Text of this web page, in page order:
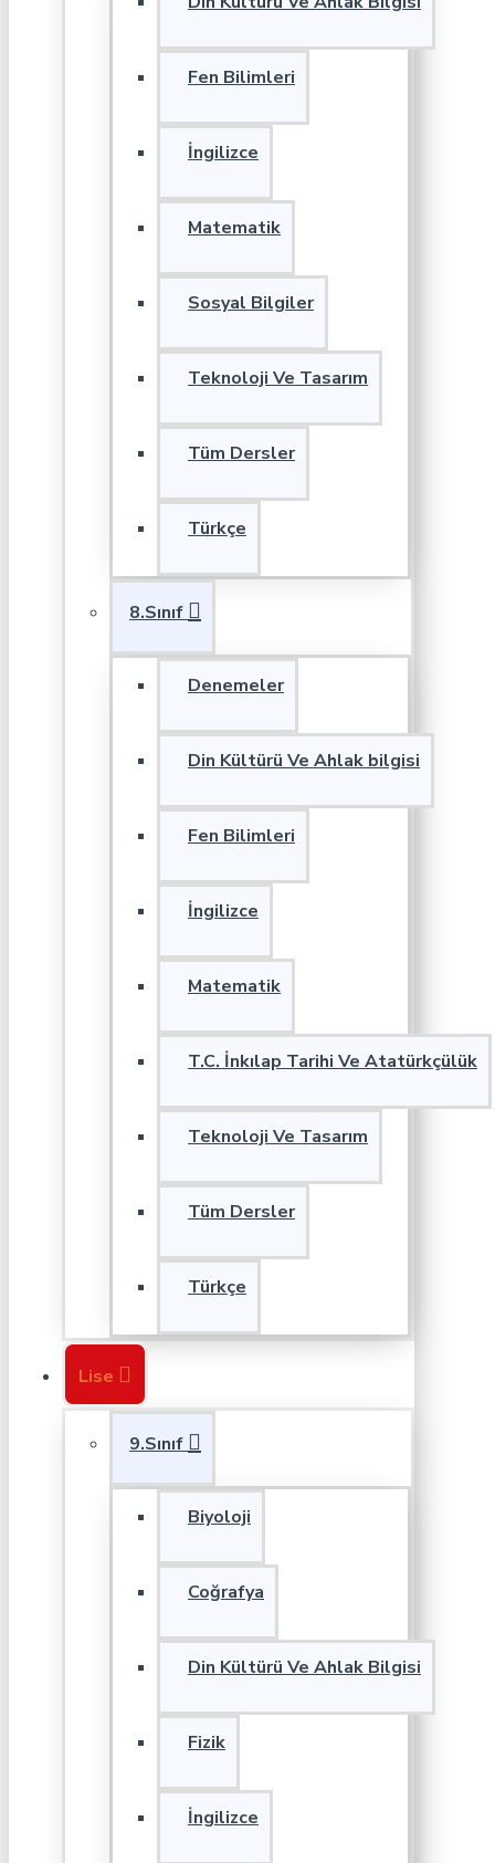
Fen Bilimleri
İngilizce
Matematik
Sosyal Bilgiler
Teknoloji Ve Tasarım
Tüm Dersler
Türkçe
8.Sınıf
Denemeler
Din Kültürü Ve Ahlak bilgisi
Fen Bilimleri
İngilizce
Matematik
T.C. İnkılap Tarihi Ve Atatürkçülük
Teknoloji Ve Tasarım
Tüm Dersler
Türkçe
Lise
9.Sınıf
Biyoloji
Coğrafya
Din Kültürü Ve Ahlak Bilgisi
Fizik
İngilizce